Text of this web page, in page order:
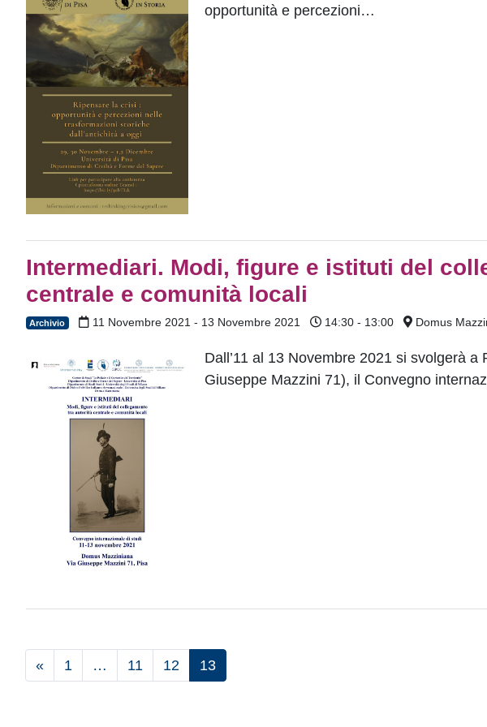
opportunità e percezioni…
Intermediari. Modi, figure e istituti del
centrale e comunità locali
Archivio 11 Novembre 2021 - 13 Novembre 2021 14:30 - 13:00 Domus
Dall’11 al 13 Novembre 2021 si svolgerà
Giuseppe Mazzini 71), il Convegno
« 1 … 11 12 13